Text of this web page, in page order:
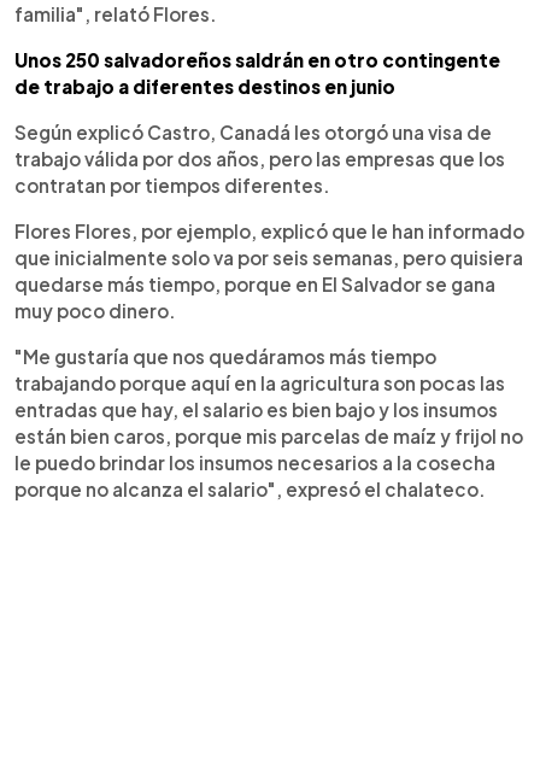
familia", relató Flores.
Unos 250 salvadoreños saldrán en otro contingente
de trabajo a diferentes destinos en junio
Según explicó Castro, Canadá les otorgó una visa de
trabajo válida por dos años, pero las empresas que los
contratan por tiempos diferentes.
Flores Flores, por ejemplo, explicó que le han informado
que inicialmente solo va por seis semanas, pero quisiera
quedarse más tiempo, porque en El Salvador se gana
muy poco dinero.
"Me gustaría que nos quedáramos más tiempo
trabajando porque aquí en la agricultura son pocas las
entradas que hay, el salario es bien bajo y los insumos
están bien caros, porque mis parcelas de maíz y frijol no
le puedo brindar los insumos necesarios a la cosecha
porque no alcanza el salario", expresó el chalateco.